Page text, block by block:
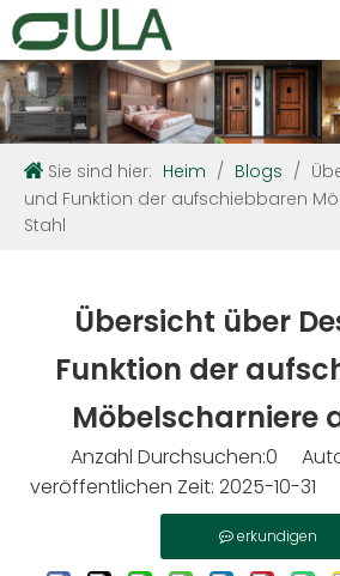
Sie sind hier: Heim / Blogs /
und Funktion der aufschiebbaren
Stahl
Übersicht über
Funktion der
Möbelscharniere
Anzahl Durchsuchen:0
veröffentlichen Zeit: 2025-10-31
erkundigen